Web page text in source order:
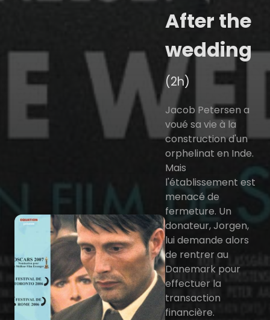
After the
wedding
(2h)
Jacob Petersen a
voué sa vie à la
construction d'un
orphelinat en Inde.
Mais
l'établissement est
menacé de
fermeture. Un
donateur, Jorgen,
lui demande alors
de rentrer au
Danemark pour
effectuer la
transaction
financière.